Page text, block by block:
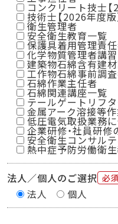
コンクリート技士【
技術士【2026年度版
衛生管理者
安全衛生教育一覧
保護具着用管理責
化学物質管理者講習
建築物石綿含有建
工作物石綿事前調
石綿作業主任者
石綿関連講座一覧
テールゲートリフ
金属アーク溶接等
低圧電気取扱業務
企業研修・社員研修
安全衛生コンサル
熱中症予防労働衛
法人／個人のご選択 必須
法人 個人